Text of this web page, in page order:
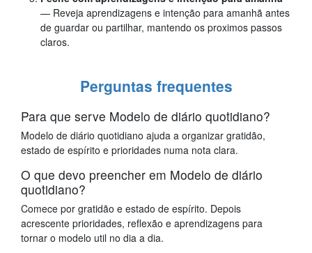
— Reveja aprendizagens e intenção para amanhã antes
de guardar ou partilhar, mantendo os proximos passos
claros.
Perguntas frequentes
Para que serve Modelo de diário quotidiano?
Modelo de diário quotidiano ajuda a organizar gratidão,
estado de espírito e prioridades numa nota clara.
O que devo preencher em Modelo de diário
quotidiano?
Comece por gratidão e estado de espírito. Depois
acrescente prioridades, reflexão e aprendizagens para
tornar o modelo util no dia a dia.